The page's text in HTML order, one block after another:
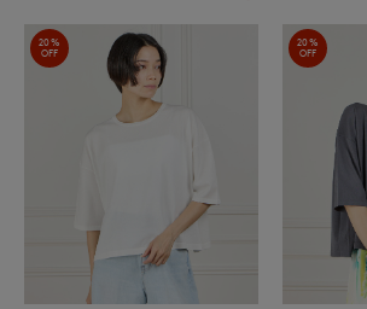
20%
OFF
20%
OFF